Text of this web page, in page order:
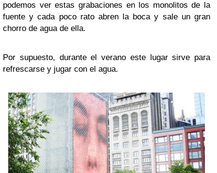
podemos ver estas grabaciones en los monolitos de la
fuente y cada poco rato abren la boca y sale un gran
chorro de agua de ella.
Por supuesto, durante el verano este lugar sirve para
refrescarse y jugar con el agua.